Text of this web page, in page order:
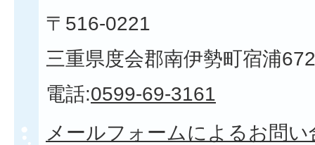
〒516-0221
三重県度会郡南伊勢町宿浦
電話:0599-69-3161
メールフォームによるお問い